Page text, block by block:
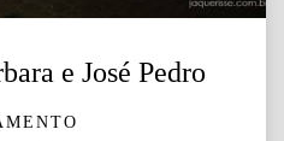
e José Pedro